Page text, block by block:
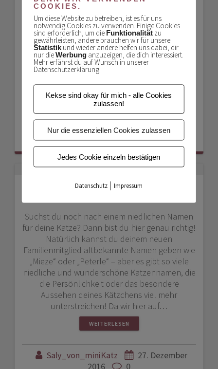
andere als alltäglich, was uns kurz vor
Heiligabend passiert ist! Es gab eine
Weihnachtsüberraschung für miniKatz! Der
Postbote brachte ein herzallerliebst verpacktes
Päckchen zu uns. Der Absender war mir jedoch
völlig unbekannt. Hmmm … ob da was falsch
WEITERLESEN
Saly_von_miniKatz
28. Dezember
2016
0
Suchst du noch nach einem niedlichen Namen
für deine Katze? Dann bist du hier genau richtig!
Natürlich kannst du deinem neuen
Familienmitglied altbekannte Namen geben wie
„Mieze“ oder „Peterle“ – aber es gibt so viele
niedliche und wunderschöne Katzennamen, die
die Persönlichkeit oder das besondere
Aussehen deines Kätzchens viel mehr
unterstreichen! Da wir hier auf…
WEITERLESEN
Saly_von_miniKatz
27. Dezember
2016
0
COOKIES.
Um diese Website zu betreiben, ist es für uns
notwendig Cookies zu verwenden. Einige Cookies
sind erforderlich, um die Funktionalitätzu
gewährleisten, andere brauchen wir für unsere
Statistikund wieder andere helfen uns dabei, dir
nur dieWerbunganzuzeigen, die dich interessiert.
Mehr erfährst du auf Wunsch in unserer
Datenschutzerklärung.
Kekse sind okay für mich - alle Cookies
zulassen!
Nur die essenziellen Cookies zulassen
Jedes Cookie einzeln bestätigen
Datenschutz |Impressum